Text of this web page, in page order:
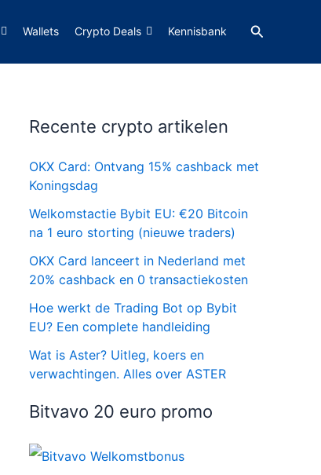
Wallets Crypto Deals Kennisbank Zoeken
Recente crypto artikelen
OKX Card: Ontvang 15% cashback met
Koningsdag
Welkomstactie Bybit EU: €20 Bitcoin
na 1 euro storting (nieuwe traders)
OKX Card lanceert in Nederland met
20% cashback en 0 transactiekosten
Hoe werkt de Trading Bot op Bybit
EU? Een complete handleiding
Wat is Aster? Uitleg, koers en
verwachtingen. Alles over ASTER
Bitvavo 20 euro promo